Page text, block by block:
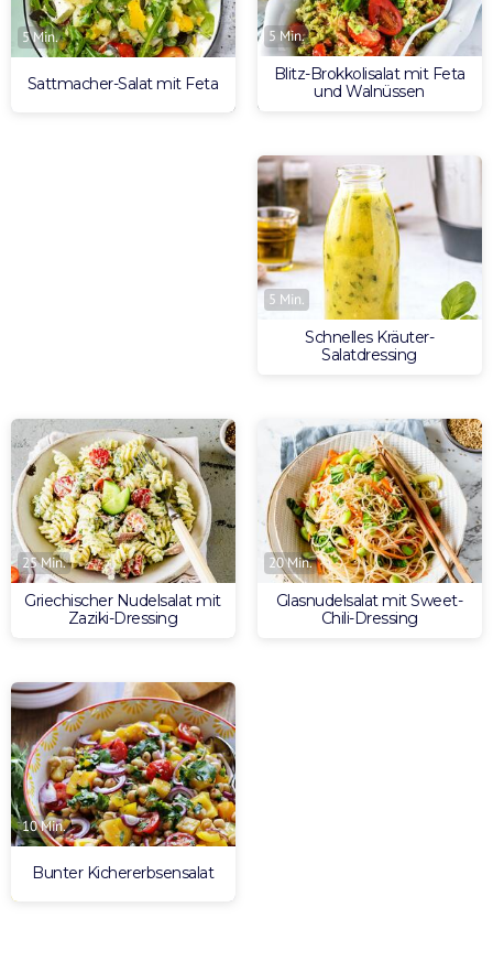
5 Min.
Sattmacher-Salat mit Feta
5 Min.
Blitz-Brokkolisalat mit Feta
und Walnüssen
5 Min.
Schnelles Kräuter-
Salatdressing
25 Min.
Griechischer Nudelsalat mit
Zaziki-Dressing
20 Min.
Glasnudelsalat mit Sweet-
Chili-Dressing
10 Min.
Bunter Kichererbsensalat